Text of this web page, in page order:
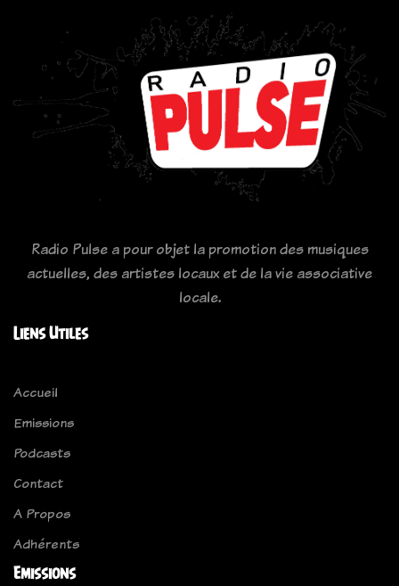
Radio Pulse a pour objet la promotion des musiques
actuelles, des artistes locaux et de la vie associative
locale.
Liens Utiles
Accueil
Emissions
Podcasts
Contact
A Propos
Adhérents
Emissions